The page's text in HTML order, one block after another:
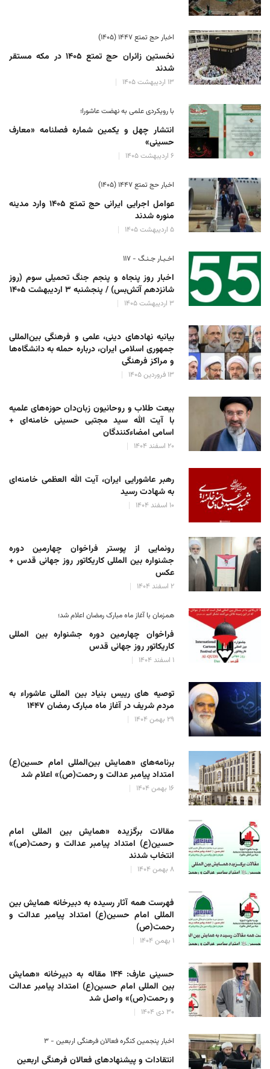
اخبار حج تمتع ۱۴۴۷ (۱۴۰۵)
نخستین زائران حج تمتع ۱۴۰۵ در مکه مستقر
شدند
۱۳ اردیبهشت ۱۴۰۵
با رویکردی علمی به نهضت عاشورا؛
انتشار چهل و یکمین شماره فصلنامه «معارف
حسینی»
۶ اردیبهشت ۱۴۰۵
اخبار حج تمتع ۱۴۴۷ (۱۴۰۵)
عوامل اجرایی ایرانی حج تمتع ۱۴۰۵ وارد مدینه
منوره ‌شدند
۵ اردیبهشت ۱۴۰۵
اخـبـار جـنـگ - ۱۱۷
اخبار روز پنجاه و پنجم جنگ تحمیلی سوم (روز
شانزدهم آتش‌بس) / پنجشنبه ۳ اردیبهشت ۱۴۰۵
۳ اردیبهشت ۱۴۰۵
بیانیه نهادهای دینی، علمی و فرهنگی بین‌المللی
جمهوری اسلامی ایران، درباره حمله به دانشگاه‌ها
و مراکز فرهنگی
۱۳ فروردین ۱۴۰۵
بیعت طلاب و روحانیون زبان‌دان حوزه‌های علمیه
با آیت الله سید مجتبی حسینی خامنه‌ای +
اسامی امضاءکنندگان
۲۰ اسفند ۱۴۰۴
رهبر عاشورایی ایران، آیت الله العظمی خامنه‌ای
به شهادت رسید
۱۰ اسفند ۱۴۰۴
رونمایی از پوستر فراخوان چهارمین دوره
جشنواره بین المللی کاریکاتور روز جهانی قدس +
عکس
۲ اسفند ۱۴۰۴
همزمان با آغاز ماه مبارک رمضان اعلام شد؛
فراخوان چهارمین دوره جشنواره بین المللی
کاریکاتور روز جهانی قدس
۱ اسفند ۱۴۰۴
توصیه های رییس بنیاد بین المللی عاشوراء به
مردم شریف در آغاز ماه مبارک رمضان ۱۴۴۷
۲۹ بهمن ۱۴۰۴
برنامه‌های «همایش بین‌المللی امام حسین(ع)
امتداد پیامبر عدالت و رحمت(ص)» اعلام شد
۱۶ بهمن ۱۴۰۴
مقالات برگزیده «همایش بین المللی امام
حسین(ع) امتداد پیامبر عدالت و رحمت(ص)»
انتخاب شدند
۸ بهمن ۱۴۰۴
فهرست همه آثار رسیده به دبیرخانه همایش بین
المللی امام حسین(ع) امتداد پیامبر عدالت و
رحمت(ص)
۱ بهمن ۱۴۰۴
حسینی عارف: ۱۴۴ مقاله به دبیرخانه «همایش
بین المللی امام حسین(ع) امتداد پیامبر عدالت
و رحمت(ص)» واصل شد
۳۰ دی ۱۴۰۴
اخبار پنجمین کنگره فعالان فرهنگی اربعین - ۳
انتقادات و پیشنهادهای فعالان فرهنگی اربعین